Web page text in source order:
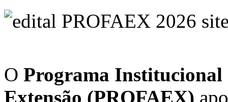
O Programa Institucional
Extensão (PROFAEX)